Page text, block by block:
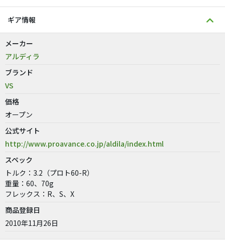
ギア情報
メーカー
アルディラ
ブランド
VS
価格
オープン
公式サイト
http://www.proavance.co.jp/aldila/index.html
スペック
トルク：3.2（プロト60-R）
重量：60、70g
フレックス：R、S、X
商品登録日
2010年11月26日